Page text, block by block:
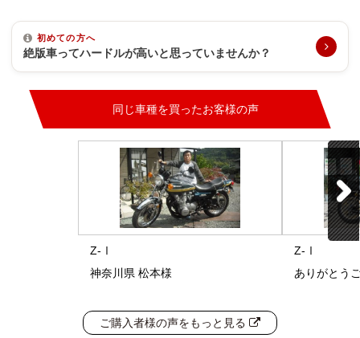
初めての方へ
絶版車ってハードルが高いと思っていませんか？
同じ車種を買ったお客様の声
Z-Ⅰ
神奈川県 松本様
Z-Ⅰ
ありがとう
ご購入者様の声をもっと見る